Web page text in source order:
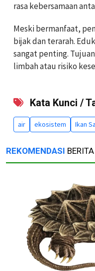
rasa kebersamaan
Meski bermanfaat,
bijak dan terarah.
sangat penting.
limbah atau risiko
Kata Kunci /
air ekosistem Ikan
REKOMENDASI BERITA